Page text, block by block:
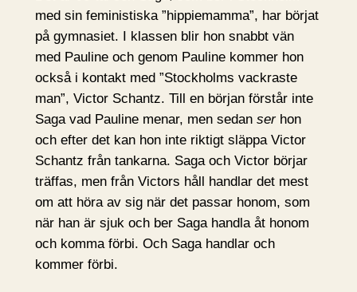
med sin feministiska ”hippiemamma”, har börjat
på gymnasiet. I klassen blir hon snabbt vän
med Pauline och genom Pauline kommer hon
också i kontakt med ”Stockholms vackraste
man”, Victor Schantz. Till en början förstår inte
Saga vad Pauline menar, men sedan serhon
och efter det kan hon inte riktigt släppa Victor
Schantz från tankarna. Saga och Victor börjar
träffas, men från Victors håll handlar det mest
om att höra av sig när det passar honom, som
när han är sjuk och ber Saga handla åt honom
och komma förbi. Och Saga handlar och
kommer förbi.